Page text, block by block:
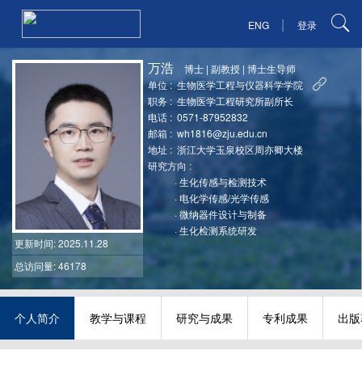
ENG | 登录
更新时间: 2025.11.28
总访问量: 46178
万浩 博士 |副教授 |博士生导师
单位 : 生物医学工程与仪器科学学院
职务 : 生物医学工程研究所副所长
电话 : 0571-87952832
邮箱 : wh1816@zju.edu.cn
地址 : 浙江大学玉泉校区周亦卿大楼
研究方向 :
·生化传感与检测技术
·电化学传感/光学传感
·微纳器件设计与制备
·生化检测系统研发
个人简介 教学与课程 研究与成果 专利成果 出